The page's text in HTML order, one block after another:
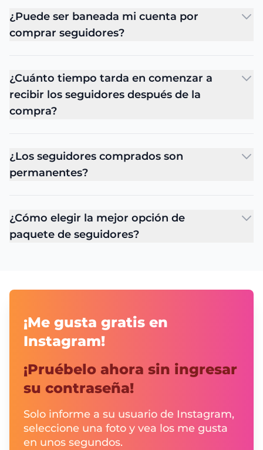
¿Puede ser baneada mi cuenta por
comprar seguidores?
¿Cuánto tiempo tarda en comenzar a
recibir los seguidores después de la
compra?
¿Los seguidores comprados son
permanentes?
¿Cómo elegir la mejor opción de
paquete de seguidores?
¡Me gusta gratis en
Instagram!
¡Pruébelo ahora sin ingresar
su contraseña!
Solo informe a su usuario de Instagram,
seleccione una foto y vea los me gusta
en unos segundos.